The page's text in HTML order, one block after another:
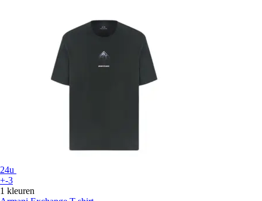
24u
+-3
1 kleuren